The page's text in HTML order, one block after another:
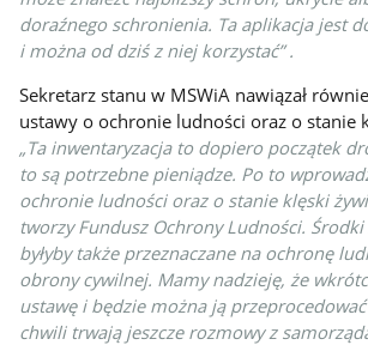
doraźnego schronienia. Ta aplikacja jest
i można od dziś z niej korzystać” .
Sekretarz stanu w MSWiA nawiązał
ustawy o ochronie ludności oraz o stanie
„Ta inwentaryzacja to dopiero początek
to są potrzebne pieniądze. Po to
ochronie ludności oraz o stanie klęski
tworzy Fundusz Ochrony Ludności.
byłyby także przeznaczane na ochronę
obrony cywilnej. Mamy nadzieję, że
ustawę i będzie można ją
chwili trwają jeszcze rozmowy z